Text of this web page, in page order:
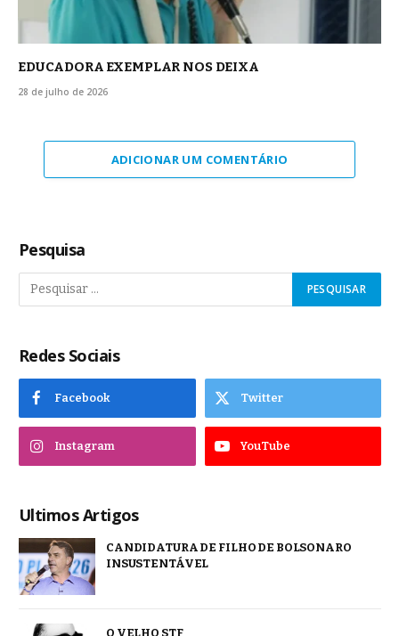
EDUCADORA EXEMPLAR NOS DEIXA
28 de julho de 2026
ADICIONAR UM COMENTÁRIO
Pesquisa
Redes Sociais
Facebook Twitter
Instagram YouTube
Ultimos Artigos
CANDIDATURA DE FILHO DE BOLSONARO
INSUSTENTÁVEL
O VELHO STF